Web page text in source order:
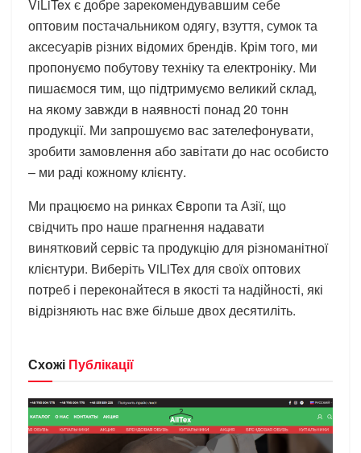
ViLiTex є добре зарекомендувавшим себе
оптовим постачальником одягу, взуття, сумок та
аксесуарів різних відомих брендів. Крім того, ми
пропонуємо побутову техніку та електроніку. Ми
пишаємося тим, що підтримуємо великий склад,
на якому завжди в наявності понад 20 тонн
продукції. Ми запрошуємо вас зателефонувати,
зробити замовлення або завітати до нас особисто
– ми раді кожному клієнту.
Ми працюємо на ринках Європи та Азії, що
свідчить про наше прагнення надавати
винятковий сервіс та продукцію для різноманітної
клієнтури. Виберіть ViLiTex для своїх оптових
потреб і переконайтеся в якості та надійності, які
відрізняють нас вже більше двох десятиліть.
Схожі Публікації